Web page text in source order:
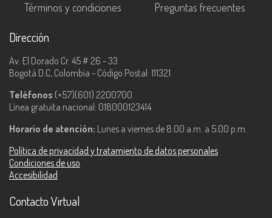
Términos y condiciones
Preguntas frecuentes
Dirección
Av. El Dorado Cr. 45 # 26 - 33
Bogotá D.C, Colombia - Código Postal: 111321
Teléfonos (+57)(601) 2200700.
Línea gratuita nacional: 018000123414.
Horario de atención: Lunes a viernes de 8:00 a.m. a 5:00 p.m.
Política de privacidad y tratamiento de datos personales
Condiciones de uso
Accesibilidad
Contacto Virtual